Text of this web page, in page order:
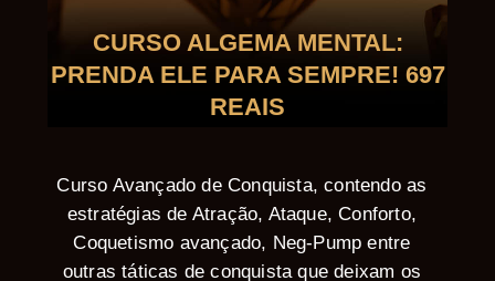
CURSO ALGEMA MENTAL:
PRENDA ELE PARA SEMPRE! 697
REAIS
Curso Avançado de Conquista, contendo as
estratégias de Atração, Ataque, Conforto,
Coquetismo avançado, Neg-Pump entre
outras táticas de conquista que deixam os